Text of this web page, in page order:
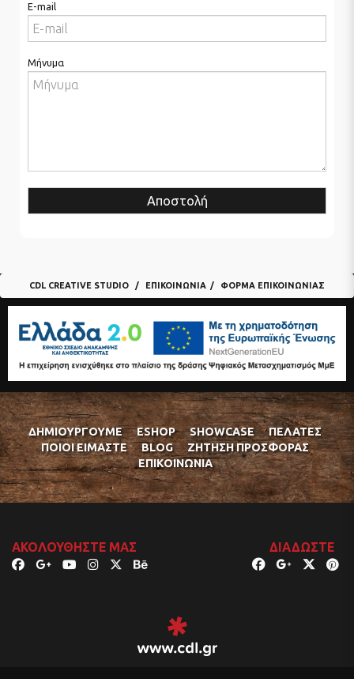
E-mail
Μήνυμα
Αποστολή
CDL CREATIVE STUDIO ΕΠΙΚΟΙΝΩΝΊΑ ΦΌΡΜΑ ΕΠΙΚΟΙΝΩΝΊΑΣ
ΔΗΜΙΟΥΡΓΟΎΜΕ ESHOP SHOWCASE
ΠΕΛΆΤΕΣ
ΠΟΙΟΊ ΕΊΜΑΣΤΕ
BLOG
ΖΉΤΗΣΗ ΠΡΟΣΦΟΡΆΣ
ΕΠΙΚΟΙΝΩΝΊΑ
ΑΚΟΛΟΥΘΉΣΤΕ ΜΑΣ ΔΙΑΔΏΣΤΕ